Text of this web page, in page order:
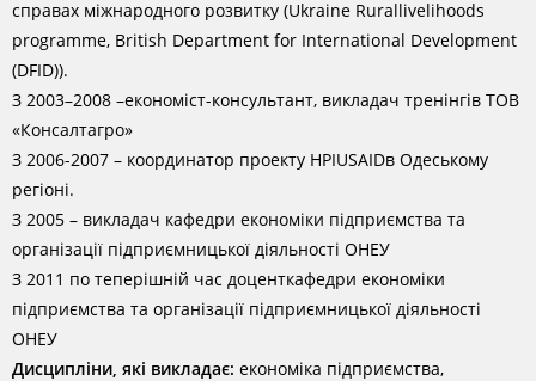
справах міжнародного розвитку (Ukraine Rurallivelihoods
programme, British Department for International Development
(DFID)).
З 2003–2008 –економіст-консультант, викладач тренінгів ТОВ
«Консалтагро»
З 2006-2007 – координатор проекту HPIUSAIDв Одеському
регіоні.
З 2005 – викладач кафедри економіки підприємства та
організації підприємницької діяльності ОНЕУ
З 2011 по теперішній час доценткафедри економіки
підприємства та організації підприємницької діяльності
ОНЕУ
Дисципліни, які викладає: економіка підприємства,